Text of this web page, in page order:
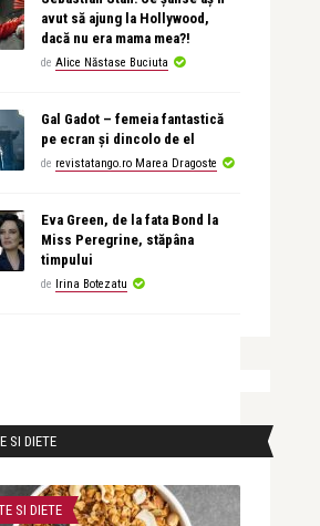
avut să ajung la Hollywood,
dacă nu era mama mea?!
de Alice Năstase Buciuta
Gal Gadot – femeia fantastică
pe ecran și dincolo de el
de revistatango.ro Marea Dragoste
Eva Green, de la fata Bond la
Miss Peregrine, stăpâna
timpului
de Irina Botezatu
SI DIETE
SI DIETE